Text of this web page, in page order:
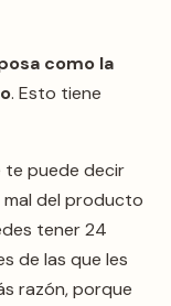
como la
. Esto tiene
te puede decir
del producto
tener 24
de las que les
razón, porque